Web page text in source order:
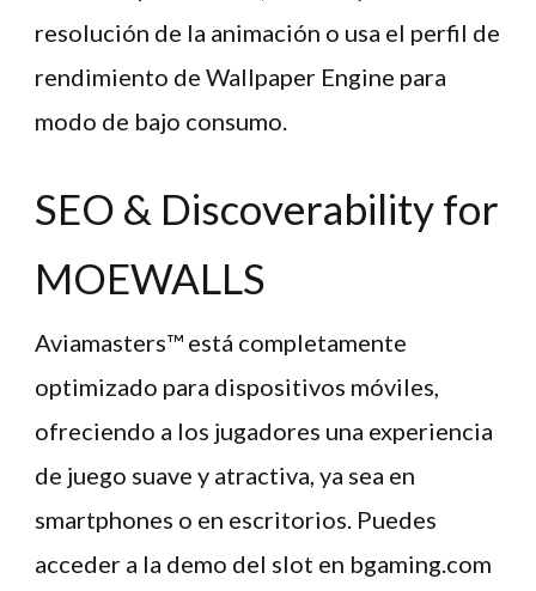
resolución de la animación o usa el perfil de
rendimiento de Wallpaper Engine para
modo de bajo consumo.
SEO & Discoverability for
MOEWALLS
Aviamasters™ está completamente
optimizado para dispositivos móviles,
ofreciendo a los jugadores una experiencia
de juego suave y atractiva, ya sea en
smartphones o en escritorios. Puedes
acceder a la demo del slot en bgaming.com